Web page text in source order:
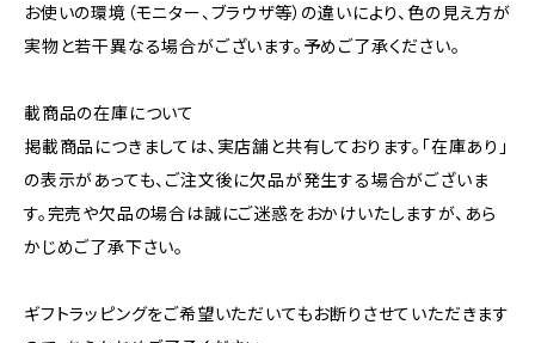
お使いの環境（モニター、ブラウザ等）の違いにより、色の見え方が
実物と若干異なる場合がございます。予めご了承ください。
載商品の在庫について
掲載商品につきましては、実店舗と共有しております。「在庫あり」
の表示があっても、ご注文後に欠品が発生する場合がございま
す。完売や欠品の場合は誠にご迷惑をおかけいたしますが、あら
かじめご了承下さい。
ギフトラッピングをご希望いただいてもお断りさせていただきます